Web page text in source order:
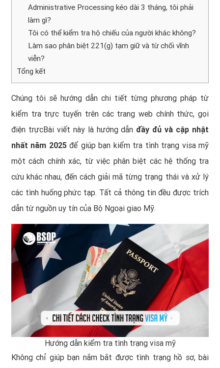
Administrative Processing kéo dài 3 tháng, tôi phải
làm gì?
Tôi có thể kiểm tra hộ chiếu của người khác không?
Làm sao phân biệt 221(g) tạm giữ và từ chối vĩnh
viễn?
Tổng kết
Chúng tôi sẽ hướng dẫn chi tiết từng phương pháp từ
kiểm tra trực tuyến trên các trang web chính thức, gọi
điện trựcBài viết này là hướng dẫn đầy đủ và cập nhật
nhất năm 2025để giúp bạn kiểm tra tình trạng visa mỹ
một cách chính xác, từ việc phân biệt các hệ thống tra
cứu khác nhau, đến cách giải mã từng trạng thái và xử lý
các tình huống phức tạp. Tất cả thông tin đều được trích
dẫn từ nguồn uy tín của Bộ Ngoại giao Mỹ.
Hướng dẫn kiểm tra tình trạng visa mỹ
Không chỉ giúp bạn nắm bắt được tình trạng hồ sơ, bài